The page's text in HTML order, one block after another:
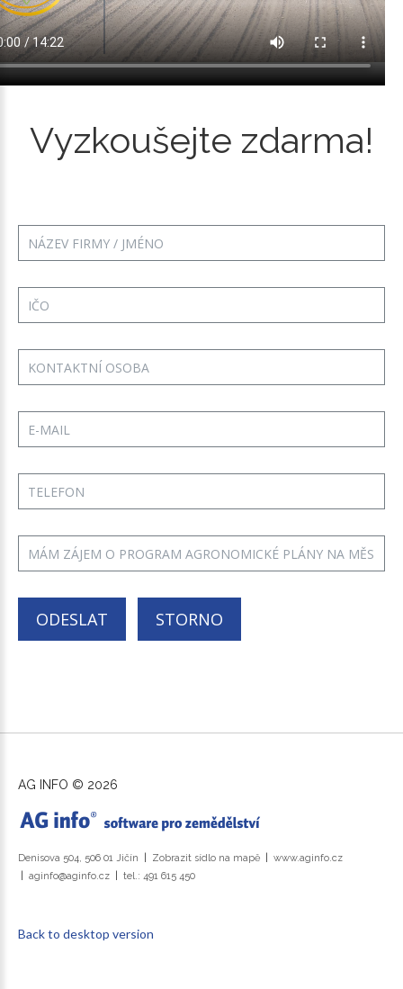
Vyzkoušejte zdarma!
ODESLAT STORNO
AG INFO © 2026
Denisova 504, 506 01 Jičín Zobrazit sídlo na mapě
www.aginfo.cz
aginfo@aginfo.cz
tel.: 491 615 450
Back to desktop version